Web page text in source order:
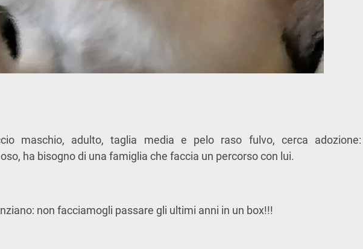
maschio, adulto, taglia media e pelo raso fulvo, cerca adozione:
ha bisogno di una famiglia che faccia un percorso con lui.
non facciamogli passare gli ultimi anni in un box!!!